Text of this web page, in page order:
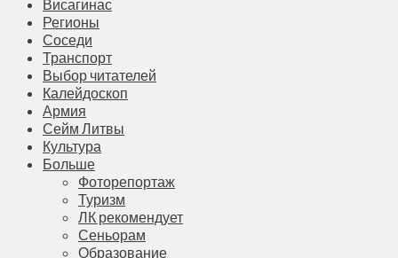
Висагинас
Регионы
Соседи
Транспорт
Выбор читателей
Калейдоскоп
Армия
Сейм Литвы
Культура
Больше
Фоторепортаж
Туризм
ЛК рекомендует
Сеньорам
Образование